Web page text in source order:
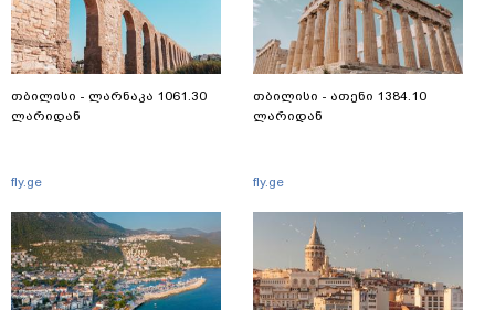
თბილისი - ლარნაკა 1061.30
ლარიდან
fly.ge
თბილისი - ათენი 1384.10
ლარიდან
fly.ge